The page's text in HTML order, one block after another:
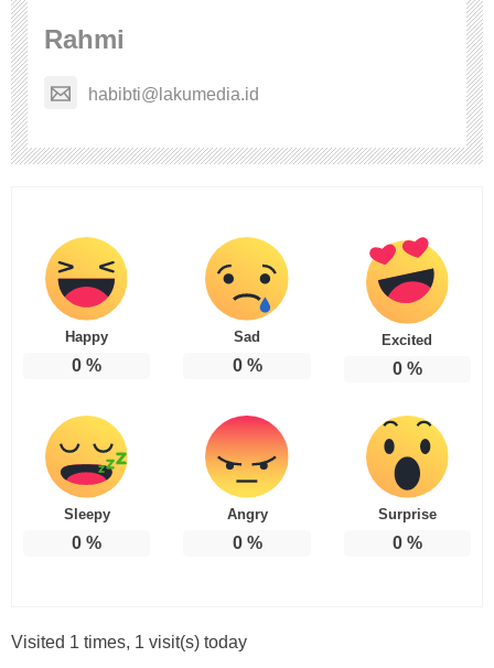
Rahmi
habibti@lakumedia.id
Happy
0 %
Sad
0%
Excited
0%
Sleepy
0 %
Angry
0%
Surprise
0%
Visited 1 times, 1 visit(s) today